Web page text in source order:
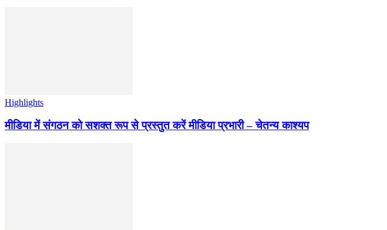
Highlights
मीडिया में संगठन को सशक्त रूप से प्रस्तुत करें मीडिया प्रभारी – चेतन्य काश्यप